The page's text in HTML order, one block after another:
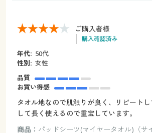
ご購入者様
購入確認済み
年代: 50代
性別: 女性
品質
お買い得感
タオル地なので肌触りが良く、リピート
して長く使えるので重宝しています。
商品： パッドシーツ(マイヤータオル)（サ